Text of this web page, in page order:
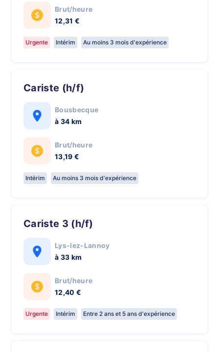
Brut/heure
12,31 €
Urgente Intérim Au moins 3 mois d'expérience
Cariste (h/f)
Bousbecque
à 34 km
Brut/heure
13,19 €
Intérim Au moins 3 mois d'expérience
Cariste 3 (h/f)
Lys-lez-Lannoy
à 33 km
Brut/heure
12,40 €
Urgente Intérim Entre 2 ans et 5 ans d'expérience